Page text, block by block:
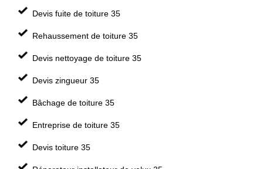
Devis fuite de toiture 35
Rehaussement de toiture 35
Devis nettoyage de toiture 35
Devis zingueur 35
Bâchage de toiture 35
Entreprise de toiture 35
Devis toiture 35